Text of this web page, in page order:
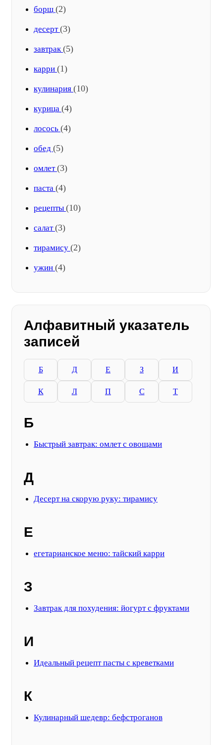
борщ (2)
десерт(3)
завтрак(5)
карри (1)
кулинария (10)
курица (4)
лосось (4)
обед (5)
омлет(3)
паста (4)
рецепты (10)
салат(3)
тирамису (2)
ужин (4)
Алфавитный указатель
записей
Б Д Е З И
К Л П С Т
Б
Быстрый завтрак: омлет с овощами
Д
Десерт на скорую руку: тирамису
Е
егетарианское меню: тайский карри
З
Завтрак для похудения: йогурт с фруктами
И
Идеальный рецепт пасты с креветками
К
Кулинарный шедевр: бефстроганов